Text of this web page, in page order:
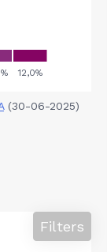
(30-06-2025)
Filters